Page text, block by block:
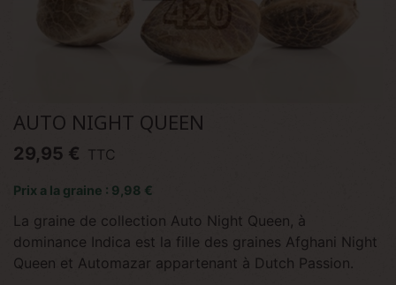
AUTO NIGHT QUEEN
29,95 € TTC
Prix a la graine : 9,98 €
La graine de collection Auto Night Queen, à
dominance Indica est la fille des graines Afghani Night
Queen et Automazar appartenant à Dutch Passion.